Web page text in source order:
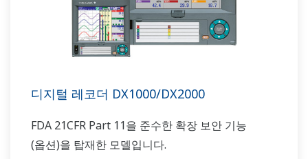
디지털 레코더 DX1000/DX2000
FDA 21CFR Part 11을 준수한 확장 보안 기능
(옵션)을 탑재한 모델입니다.